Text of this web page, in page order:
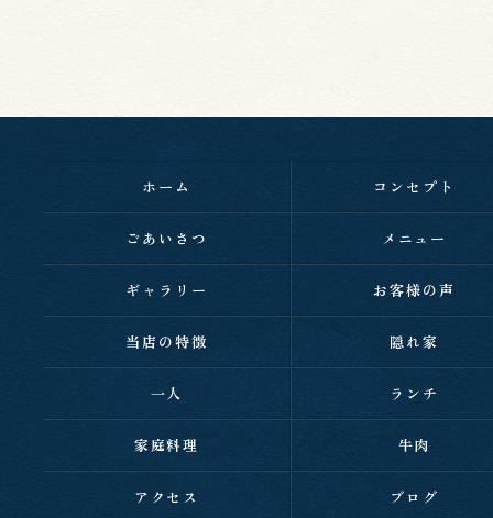
ホーム コンセプト
ごあいさつ メニュー
ギャラリー お客様の声
当店の特徴 隠れ家
一人 ランチ
家庭料理 牛肉
アクセス ブログ